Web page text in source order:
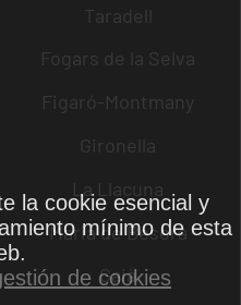
Taradell
Fogars de la Selva
Figaró-Montmany
Gironella
La Llacuna
Maria de Besora
Gaià
la cookie esencial y
mínimo de esta
de cookies